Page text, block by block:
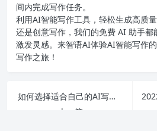
间内完成写作任务。
利用AI智能写作工具，轻松生成高质
还是创意写作，我们的免费 AI 助手都
激发灵感。来智语AI体验AI智能写作
写作之旅！
如何选择适合自己的AI写作工具？15款免费软件推荐与分析。
上一篇